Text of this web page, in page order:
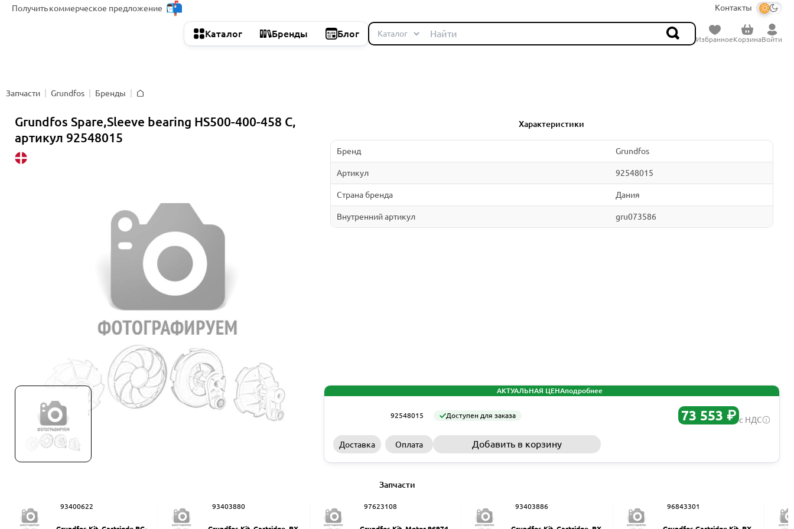
Получитькоммерческое предложение Контакты
Каталог Бренды Блог
ИзбранноеКорзинаВойти
Запчасти Grundfos
Бренды
Grundfos Spare,Sleeve bearing HS500-400-458 C,
артикул 92548015
Характеристики
Бренд Grundfos
Артикул 92548015
Страна бренда Дания
Внутренний артикул gru073586
АКТУАЛЬНАЯ ЦЕНАподробнее
92548015 Доступен для заказа 73 553 ₽ с НДС
Доставка Оплата Добавить в корзину
Запчасти
93400622 93403880 97623108 93403886 96843301